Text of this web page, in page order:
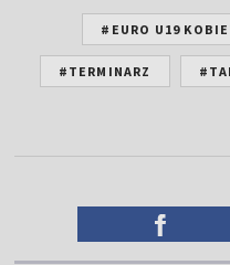
#EURO U19
#TERMINARZ